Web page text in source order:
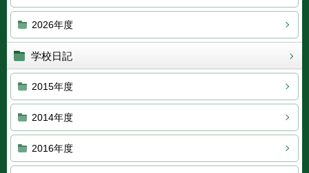
2026年度
学校日記
2015年度
2014年度
2016年度